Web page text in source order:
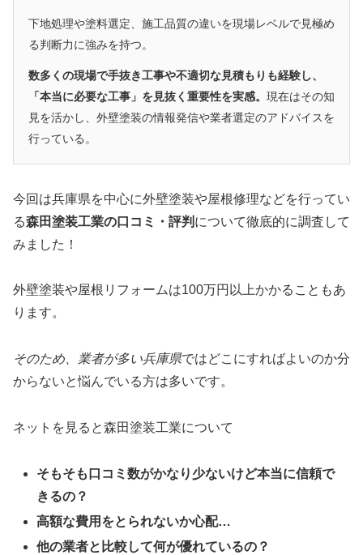
下地処理や塗料選定、施工品質の違いを現場レベルで見極め
る判断力に強みを持つ。
数多くの現場で手抜き工事や不適切な見積もりも経験し、
「本当に必要な工事」を見抜く重要性を実感。 現在はその知
見を活かし、外壁塗装の情報発信や業者選定のアドバイスを
行っている。
今回は兵庫県を中心に外壁塗装や屋根修理などを行ってい
る森田塗装工業の口コミ・評判 について徹底的に調査して
みました！
外壁塗装や屋根リフォームは100万円以上かかることもあ
ります。
そのため、業者が多い兵庫県ではどこにすればよいのか分
からないと悩んでいる方は多いです。
ネットを見ると森田塗装工業について
そもそも口コミ数がかなり少ないけど本当に信頼で
きるの？
高額な費用をとられないか心配…
他の業者と比較して何が優れているの？